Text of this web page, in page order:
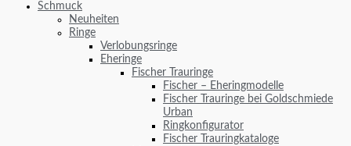
Schmuck
Neuheiten
Ringe
Verlobungsringe
Eheringe
Fischer Trauringe
Fischer – Eheringmodelle
Fischer Trauringe bei Goldschmiede
Urban
Ringkonfigurator
Fischer Trauringkataloge